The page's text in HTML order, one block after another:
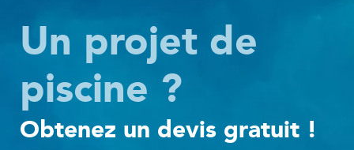
Obtenez un devis gratuit !
Un projet de
piscine ?